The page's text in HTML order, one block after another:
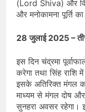
(Lord Shiva) और
और मनोकामना पूर्ति
28 जुलाई 2025 –
इस दिन चंद्रमा
करेगा तथा सिंह राशि
इसके अतिरिक्त मंगल
माध्यम से मंगल दोष
सुनहरा अवसर रहेगा।